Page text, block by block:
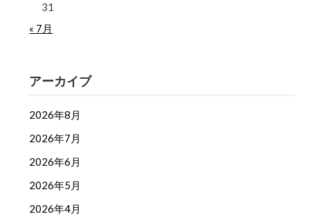
31
« 7月
アーカイブ
2026年8月
2026年7月
2026年6月
2026年5月
2026年4月